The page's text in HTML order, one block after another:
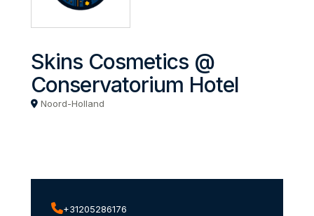
Skins Cosmetics @
Conservatorium Hotel
Noord-Holland
+31205286176